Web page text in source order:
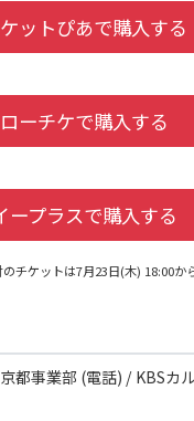
ットぴあで購入する
ローチケで購入する
ープラスで購入する
チケットは7月23日(木) 18:00か
都事業部 (電話) / KBSカ